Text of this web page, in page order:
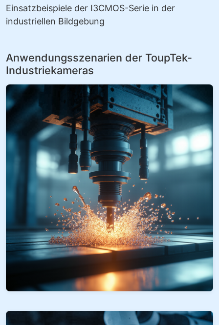
Einsatzbeispiele der I3CMOS-Serie in der
industriellen Bildgebung
Anwendungsszenarien der ToupTek-
Industriekameras